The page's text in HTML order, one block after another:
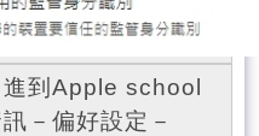
到Apple school
－偏好設定－